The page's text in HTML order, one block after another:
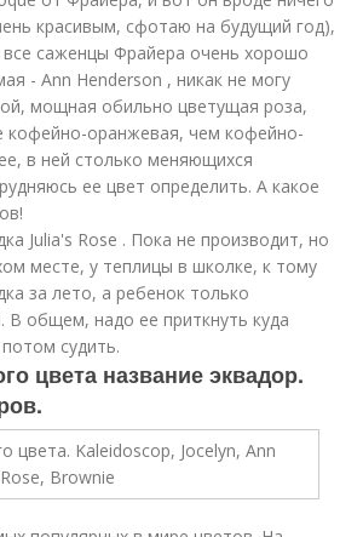
красивым, сфотаю на будущий год),
саженцы Фрайера очень хорошо
- Ann Henderson , никак не могу
мощная обильно цветущая роза,
кофейно-оранжевая, чем кофейно-
в ней столько меняющихся
ее цвет определить. А какое
Julia's Rose . Пока не производит, но
месте, у теплицы в школке, к тому
за лето, а ребенок только
В общем, надо ее приткнуть куда
судить.
цвета название эквадор.